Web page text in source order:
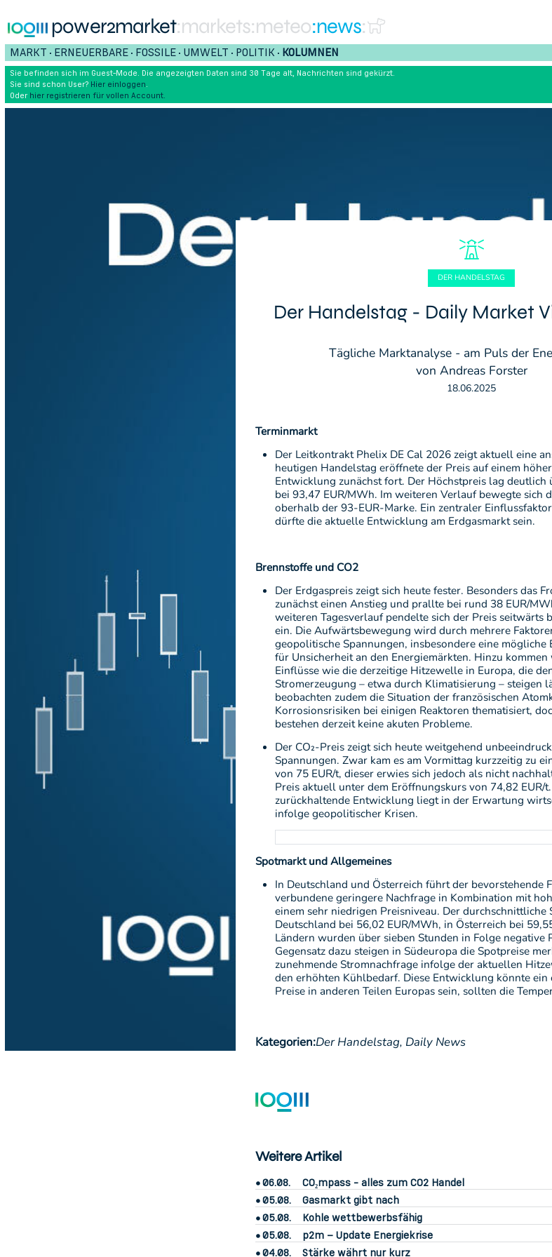
power2market:markets:meteo:news:
MARKT • ERNEUERBARE • FOSSILE • UMWELT • POLITIK • KOLUMNEN
Sie befinden sich im Guest-Mode. Die angezeigten Daten sind 30 Tage alt, Nachrichten sind gekürzt.
Sie sind schon User? Hier einloggen
Oder hier registrieren für vollen Account.
DER HANDELSTAG
Der Handelstag - Daily Market
Tägliche Marktanalyse - am Puls der
von Andreas Forster
18.06.2025
Terminmarkt
Der Leitkontrakt Phelix DE Cal 2026 zeigt aktuell eine
heutigen Handelstag eröffnete der Preis auf einem
Entwicklung zunächst fort. Der Höchstpreis lag deutlich
bei 93,47 EUR/MWh. Im weiteren Verlauf bewegte sich
oberhalb der 93-EUR-Marke. Ein zentraler
dürfte die aktuelle Entwicklung am Erdgasmarkt sein.
Brennstoffe und CO2
Der Erdgaspreis zeigt sich heute fester. Besonders das
zunächst einen Anstieg und prallte bei rund 38 EUR/
weiteren Tagesverlauf pendelte sich der Preis seitwärts
ein. Die Aufwärtsbewegung wird durch mehrere
geopolitische Spannungen, insbesondere eine mögliche
für Unsicherheit an den Energiemärkten. Hinzu
Einflüsse wie die derzeitige Hitzewelle in Europa, die
Stromerzeugung – etwa durch Klimatisierung – steigen
beobachten zudem die Situation der französischen
Korrosionsrisiken bei einigen Reaktoren thematisiert,
bestehen derzeit keine akuten Probleme.
Der CO₂-Preis zeigt sich heute weitgehend
Spannungen. Zwar kam es am Vormittag kurzzeitig zu
von 75 EUR/t, dieser erwies sich jedoch als nicht
Preis aktuell unter dem Eröffnungskurs von 74,82 EUR/
zurückhaltende Entwicklung liegt in der Erwartung
infolge geopolitischer Krisen.
Spotmarkt und Allgemeines
In Deutschland und Österreich führt der bevorstehende
verbundene geringere Nachfrage in Kombination mit
einem sehr niedrigen Preisniveau. Der
Deutschland bei 56,02 EUR/MWh, in Österreich bei
Ländern wurden über sieben Stunden in Folge negative
Gegensatz dazu steigen in Südeuropa die Spotpreise
zunehmende Stromnachfrage infolge der aktuellen
den erhöhten Kühlbedarf. Diese Entwicklung könnte
Preise in anderen Teilen Europas sein, sollten die
Kategorien:Der Handelstag, Daily News
Weitere Artikel
06.08.
CO₂mpass - alles zum CO2 Handel
05.08.
Gasmarkt gibt nach
05.08.
Kohle wettbewerbsfähig
05.08.
p2m – Update Energiekrise
04.08.
Stärke währt nur kurz